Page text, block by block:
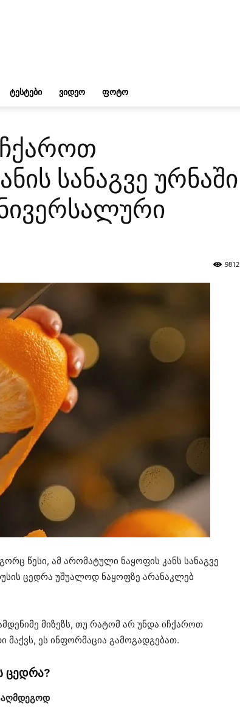
ᲢᲔᲡᲢᲔᲑᲘ ᲕᲘᲓᲔᲝ ᲤᲝᲢᲝ
სანაგვე ურნაში
9812
წესი, ამ არომატული ნაყოფის კანს სანაგვე
ცედრა უშუალოდ ნაყოფზე არანაკლებ
მიზეზს, თუ რატომ არ უნდა იჩქაროთ
ეს ინფორმაცია გამოგადგებათ.
ცედრა?